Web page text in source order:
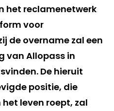
het reclamenetwerk
voor
de overname zal een
van Allopass in
De hieruit
positie, die
leven roept, zal